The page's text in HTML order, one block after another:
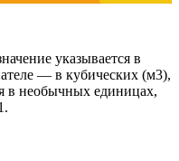
указывается в
— в кубических (м3),
в необычных единицах,